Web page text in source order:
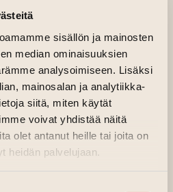
sisällön ja mainosten
median ominaisuuksien
analysoimiseen. Lisäksi
mainosalan ja analytiikka-
siitä, miten käytät
voivat yhdistää näitä
olet antanut heille tai joita on
heidän palvelujaan.
muuta kuin
sen tekemissä
väitteissä
liittyen saattaa löytyä
audiovisuaalinen
ainoastaan
tarkoitusta
formaatissa